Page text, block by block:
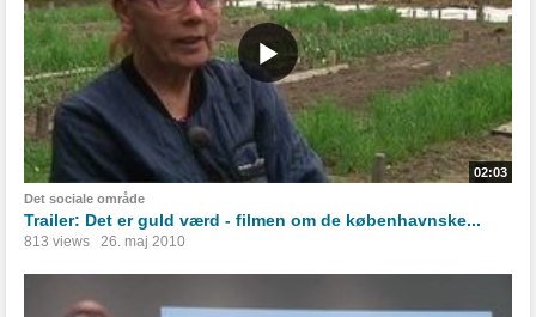
02:03
Det sociale område
Trailer: Det er guld værd - filmen om de københavnske...
813 views 26. maj 2010